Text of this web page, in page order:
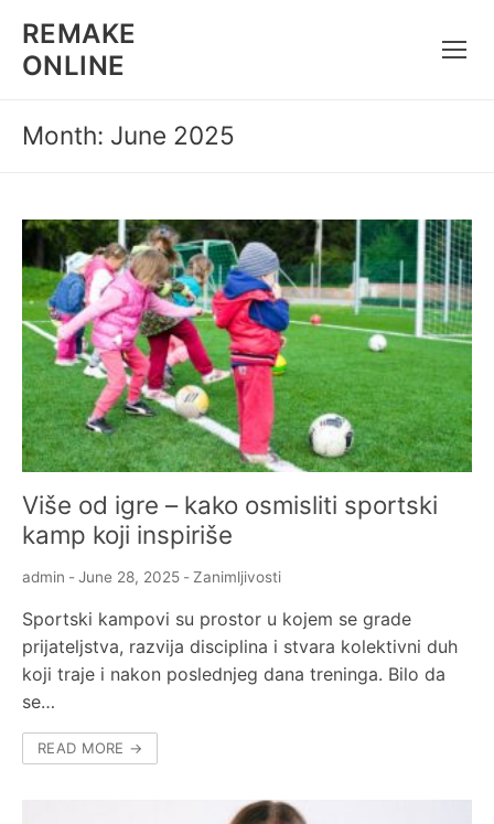
content
REMAKE
ONLINE
Month: June 2025
Više od igre – kako osmisliti sportski
kamp koji inspiriše
admin -June 28, 2025 -Zanimljivosti
Sportski kampovi su prostor u kojem se grade
prijateljstva, razvija disciplina i stvara kolektivni duh
koji traje i nakon poslednjeg dana treninga. Bilo da
se…
READ MORE →